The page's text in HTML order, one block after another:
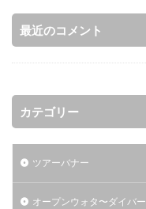
最近のコメント
カテゴリー
ツアーバナー
オープンウォタ〜ダイバー